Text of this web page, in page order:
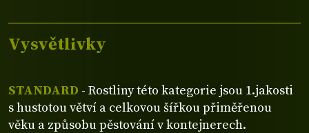
Vysvětlivky
STANDARD - Rostliny této kategorie jsou 1.jakosti
s hustotou větví a celkovou šířkou přiměřenou
věku a způsobu pěstování v kontejnerech.